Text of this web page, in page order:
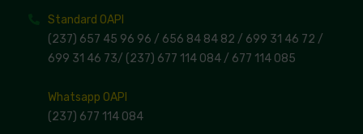
Standard OAPI
(237) 657 45 96 96 / 656 84 84 82 / 699 31 46 72 /
699 31 46 73/ (237) 677 114 084 / 677 114 085
Whatsapp OAPI
(237) 677 114 084